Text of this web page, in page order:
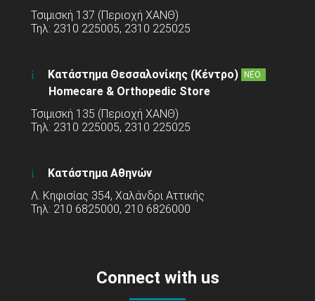
Τσιμισκή 137 (Περιοχή ΧΑΝΘ)
Τηλ: 2310 225005, 2310 225025
Κατάστημα Θεσσαλονίκης (Κέντρο) ΝΕΟ
Homecare & Orthopedic Store
Τσιμισκή 135 (Περιοχή ΧΑΝΘ)
Τηλ: 2310 225005, 2310 225025
Κατάστημα Αθηνών
Λ. Κηφισίας 354, Χαλάνδρι Αττικής
Τηλ: 210 6825000, 210 6826000
Connect with us